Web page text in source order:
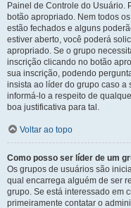
Painel de Controle do Usuário.
botão apropriado. Nem todos
estão fechados e alguns
estiver aberto, você poderá
apropriado. Se o grupo
inscrição clicando no botão
sua inscrição, podendo
insista ao líder do grupo caso a
informá-lo a respeito de
boa justificativa para tal.
Voltar ao topo
Como posso ser líder de um
Os grupos de usuários são
qual encarrega alguém de ser
grupo. Se está interessado em
primeiramente contatar o